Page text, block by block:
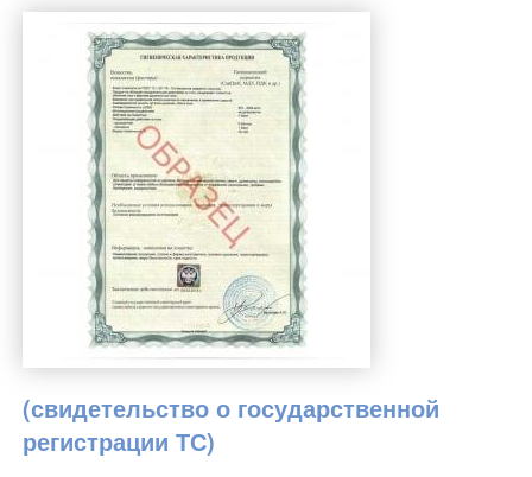
(свидетельство о государственной
регистрации ТС)